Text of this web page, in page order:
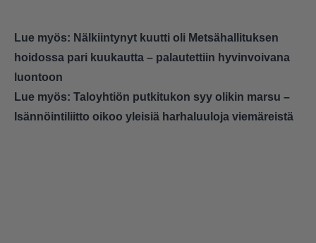
Lue myös: Nälkiintynyt kuutti oli Metsähallituksen
hoidossa pari kuukautta – palautettiin hyvinvoivana
luontoon
Lue myös: Taloyhtiön putkitukon syy olikin marsu –
Isännöintiliitto oikoo yleisiä harhaluuloja viemäreistä